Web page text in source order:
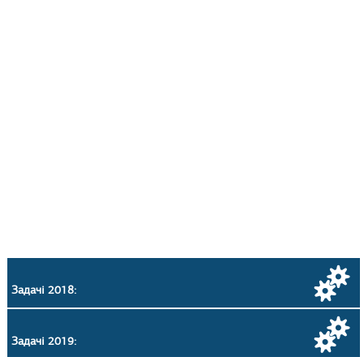
Задачі 2018:
Задачі 2019: